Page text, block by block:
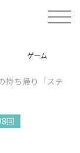
t
o
v
グルメ
持ち帰り「ステ
回